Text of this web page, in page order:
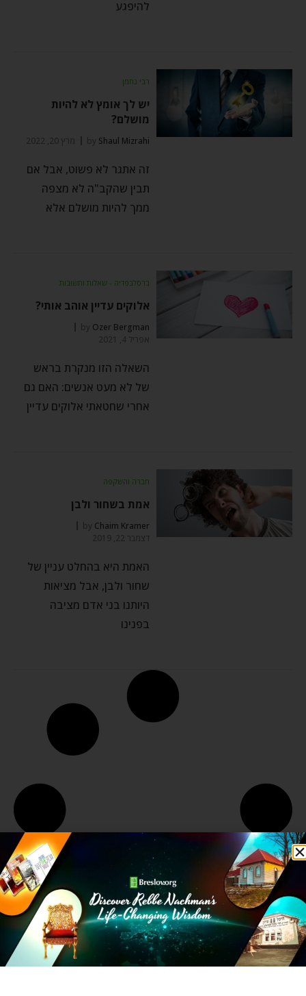
להיפגע
רבי נחמן
יש לך אומץ לא להיות
מושלם?
by Shaul Mizrahi מרץ 20, 2022
זה אתגר לא פשוט, אבל אם
תבין שהקב"ה לא מצפה
ממך להיות מושלם אלא
ברסלבפדיה - שאלות ותשובות
אלוקים עדיין אוהב אותי?
by Ozer Bergman
אפריל 4, 2021
השאלה הזו מנקרת בראש
של לא מעט אנשים: האם גם
אחרי שחטאתי אלוקים עדיין
חברה והשקפה
אמת בשחור ולבן
by Chaim Kramer
דצמבר 22, 2019
האמת היא בהחלט עניין של
שחור ולבן, אבל מציאות
היותנו בני אדם מציבה
בפנינו